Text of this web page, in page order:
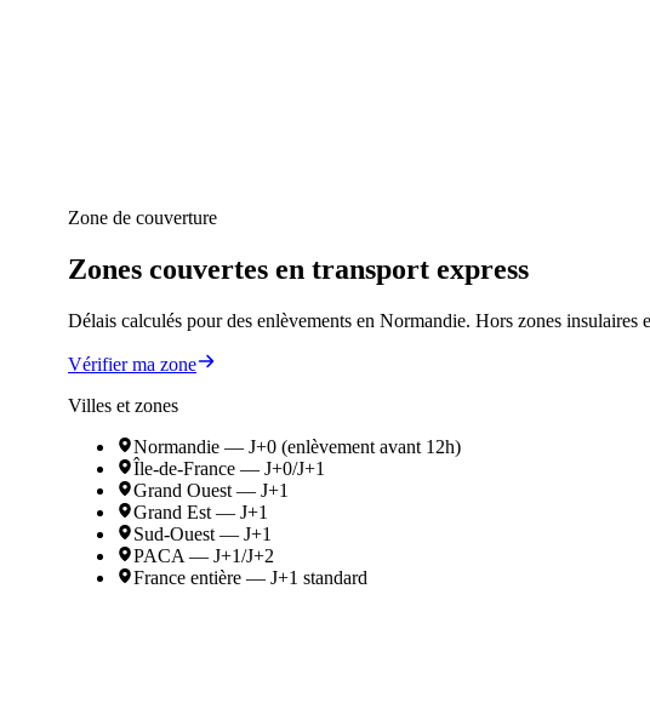
Zone de couverture
Zones couvertes en transport express
Délais calculés pour des enlèvements en Normandie. Hors zones insulaires
Vérifier ma zone
Villes et zones
Normandie — J+0 (enlèvement avant 12h)
Île-de-France — J+0/J+1
Grand Ouest — J+1
Grand Est — J+1
Sud-Ouest — J+1
PACA — J+1/J+2
France entière — J+1 standard